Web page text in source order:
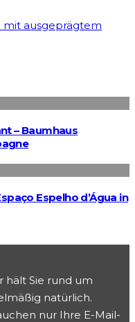
mit ausgeprägtem
– Baumhaus
Espelho d’Água in
hält Sie rund um
natürlich.
nur Ihre E-Mail-